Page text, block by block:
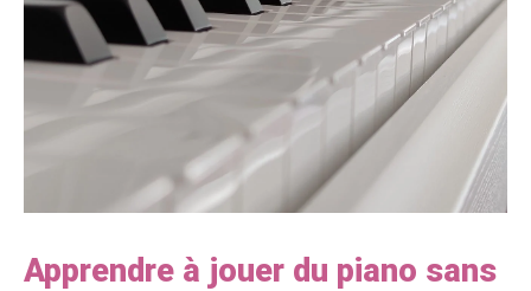
Apprendre à jouer du piano sans